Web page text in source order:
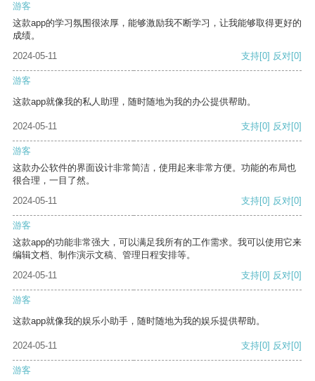
游客
这款app的学习氛围很浓厚，能够激励我不断学习，让我能够取得更好的
成绩。
2024-05-11
支持[0] 反对[0]
游客
这款app就像我的私人助理，随时随地为我的办公提供帮助。
2024-05-11 支持[0] 反对[0]
游客
这款办公软件的界面设计非常简洁，使用起来非常方便。功能的布局也
很合理，一目了然。
2024-05-11
支持[0] 反对[0]
游客
这款app的功能非常强大，可以满足我所有的工作需求。我可以使用它来
编辑文档、制作演示文稿、管理日程安排等。
2024-05-11
支持[0] 反对[0]
游客
这款app就像我的娱乐小助手，随时随地为我的娱乐提供帮助。
2024-05-11 支持[0] 反对[0]
游客